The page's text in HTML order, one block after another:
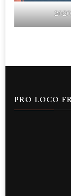
2020
PRO LOCO